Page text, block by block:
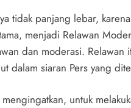
tidak panjang lebar,
menjadi Relawan
dan moderasi. Relawan
dalam siaran Pers yang
untuk